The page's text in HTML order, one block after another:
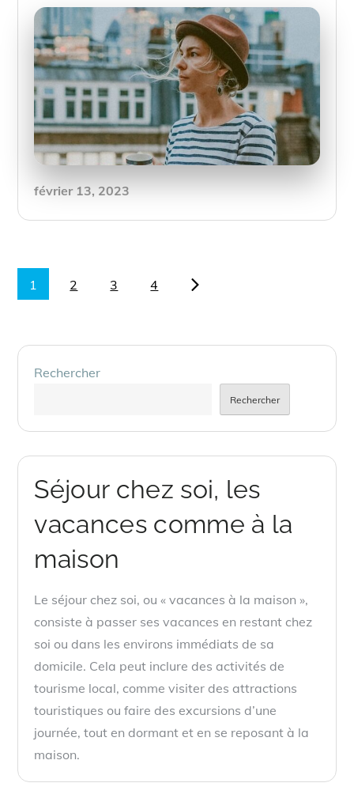
Posted
février 13, 2023
Pagination
des
publications
1 2 3 4
Rechercher
Rechercher
Séjour chez soi, les
vacances comme à la
maison
Le séjour chez soi, ou « vacances à la maison »,
consiste à passer ses vacances en restant chez
soi ou dans les environs immédiats de sa
domicile. Cela peut inclure des activités de
tourisme local, comme visiter des attractions
touristiques ou faire des excursions d’une
journée, tout en dormant et en se reposant à la
maison.